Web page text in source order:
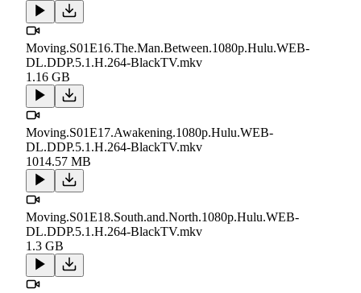
Moving.S01E16.The.Man.Between.1080p.Hulu.WEB-
DL.DDP.5.1.H.264-BlackTV.mkv
1.16 GB
Moving.S01E17.Awakening.1080p.Hulu.WEB-
DL.DDP.5.1.H.264-BlackTV.mkv
1014.57 MB
Moving.S01E18.South.and.North.1080p.Hulu.WEB-
DL.DDP.5.1.H.264-BlackTV.mkv
1.3 GB